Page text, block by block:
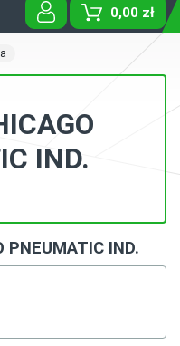
0,00 zł
IND.
PNEUMATIC IND.